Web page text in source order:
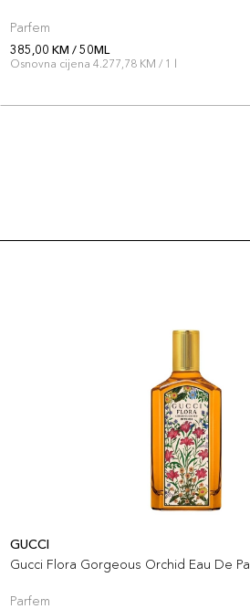
Parfem
385,00 KM / 50ML
Osnovna cijena 4.277,78 KM / 1 l
GUCCI
Gucci Flora Gorgeous Orchid Eau De
Parfem